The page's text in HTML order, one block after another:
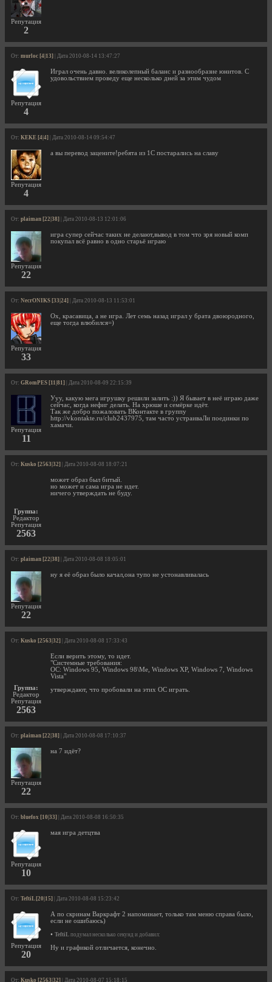
Репутация
2
От: murloc [4|13] | Дата 2010-08-14 13:47:27
Репутация
4
Играл очень давно. великолепный баланс и разнообразие юнитов. С
удовольствием проведу еще несколько дней за этим чудом
От: KEKE [4|4] | Дата 2010-08-14 09:54:47
Репутация
4
а вы перевод зацените!ребята из 1C постарались на славу
От: plaiman [22|38] | Дата 2010-08-13 12:01:06
Репутация
22
игра супер сейчас таких не делают,вывод в том что зря новый комп
покупал всё равно в одно старьё играю
От: NecrONIKS [33|24] | Дата 2010-08-13 11:53:01
Репутация
33
Ох, красавица, а не игра. Лет семь назад играл у брата двоюродного,
еще тогда влюбился=)
От: GRomPES [11|81] | Дата 2010-08-09 22:15:39
Репутация
11
Ууу, какую мега игрушку решили залить :)) Я бывает в неё играю даже
сейчас, когда нефиг делать. На хрюше и семёрке идёт.
Так же добро пожаловать ВКонтакте в группу
http://vkontakte.ru/club2437975, там часто устраиваЛи поединки по
хамачи.
От: Kusko [2563|32] | Дата 2010-08-08 18:07:21
Группа:
Редактор
Репутация
2563
может образ был битый.
но может и сама игра не идет.
ничего утверждать не буду.
От: plaiman [22|38] | Дата 2010-08-08 18:05:01
Репутация
22
ну я её образ было качал,она тупо не устонавливалась
От: Kusko [2563|32] | Дата 2010-08-08 17:33:43
Группа:
Редактор
Репутация
2563
Если верить этому, то идет.
"Системные требования:
ОС: Windows 95, Windows 98\Me, Windows XP, Windows 7, Windows
Vista"
утверждают, что пробовали на этих ОС играть.
От: plaiman [22|38] | Дата 2010-08-08 17:10:37
Репутация
22
на 7 идёт?
От: bluefox [10|33] | Дата 2010-08-08 16:50:35
Репутация
10
мая игра детцтва
От: TeftiL [20|15] | Дата 2010-08-08 15:23:42
Репутация
20
А по скринам Варкрафт 2 напоминает, только там меню справа было,
если не ошибаюсь)
• TeftiL подумал несколько секунд и добавил:
Ну и графикой отличается, конечно.
От: Kusko [2563|32] | Дата 2010-08-07 15:18:15